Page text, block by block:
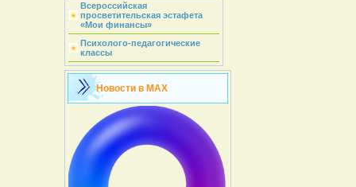
Всероссийская
просветительская эстафета
«Мои финансы»
Психолого-педагогические
классы
Новости в MAX